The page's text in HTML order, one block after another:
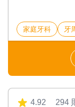
家庭牙科 牙
4.92 294